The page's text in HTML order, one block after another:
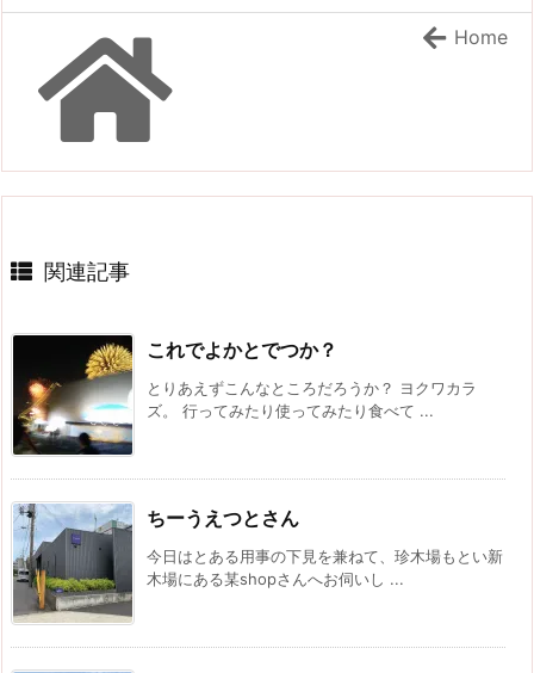
Home
関連記事
これでよかとでつか？
とりあえずこんなところだろうか？ ヨクワカラ
ズ。 行ってみたり使ってみたり食べて ...
ちーうえつとさん
今日はとある用事の下見を兼ねて、珍木場もとい新
木場にある某shopさんへお伺いし ...